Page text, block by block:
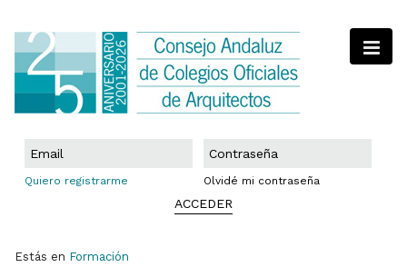
Quiero registrarme Olvidé mi contraseña
ACCEDER
Estás en Formación